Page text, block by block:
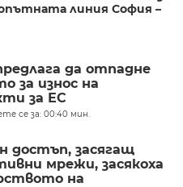
линия София –
да отпадне
за износ на
за ЕС
се за: 00:40 мин.
достъп, засягащ
мрежи, засякоха
на